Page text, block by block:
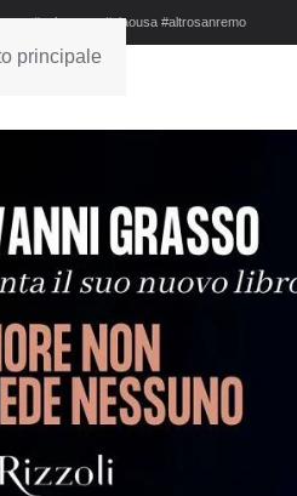
principale
#askanews #ciaousa #altrosanremo